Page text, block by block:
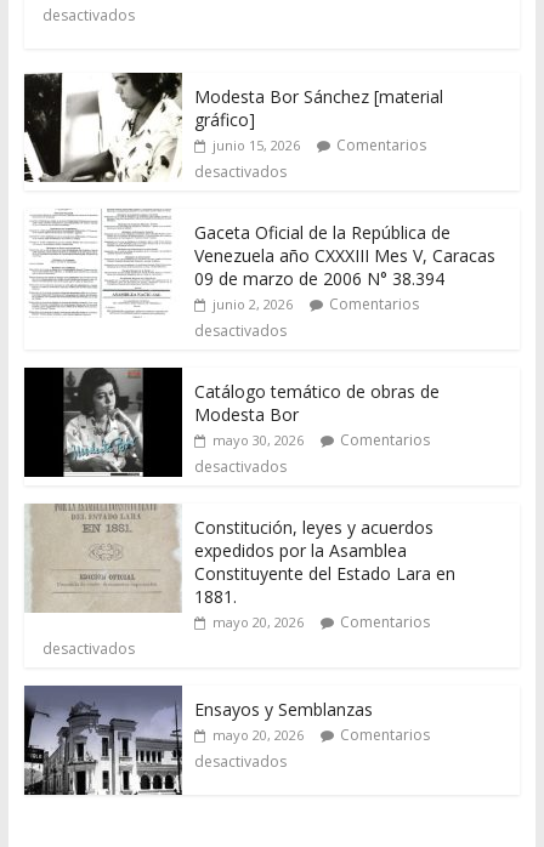
desactivados
Modesta Bor Sánchez [material
gráfico]
junio 15, 2026
Comentarios
desactivados
Gaceta Oficial de la República de
Venezuela año CXXXIII Mes V, Caracas
09 de marzo de 2006 N° 38.394
junio 2, 2026
Comentarios
desactivados
Catálogo temático de obras de
Modesta Bor
mayo 30, 2026
Comentarios
desactivados
Constitución, leyes y acuerdos
expedidos por la Asamblea
Constituyente del Estado Lara en
1881.
mayo 20, 2026
Comentarios
desactivados
Ensayos y Semblanzas
mayo 20, 2026
Comentarios
desactivados